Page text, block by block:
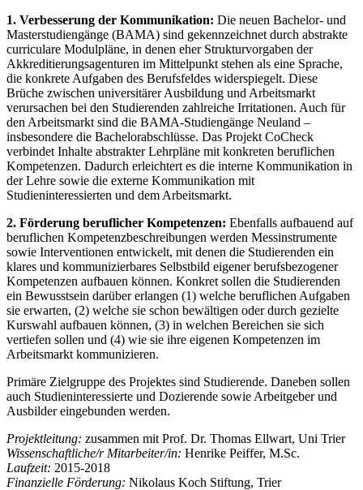
1. Verbesserung der Kommunikation: Die neuen Bachelor- und
Masterstudiengänge (BAMA) sind gekennzeichnet durch abstrakte
curriculare Modulpläne, in denen eher Strukturvorgaben der
Akkreditierungsagenturen im Mittelpunkt stehen als eine Sprache,
die konkrete Aufgaben des Berufsfeldes widerspiegelt. Diese
Brüche zwischen universitärer Ausbildung und Arbeitsmarkt
verursachen bei den Studierenden zahlreiche Irritationen. Auch für
den Arbeitsmarkt sind die BAMA-Studiengänge Neuland –
insbesondere die Bachelorabschlüsse. Das Projekt CoCheck
verbindet Inhalte abstrakter Lehrpläne mit konkreten beruflichen
Kompetenzen. Dadurch erleichtert es die interne Kommunikation in
der Lehre sowie die externe Kommunikation mit
Studieninteressierten und dem Arbeitsmarkt.
2. Förderung beruflicher Kompetenzen: Ebenfalls aufbauend auf
beruflichen Kompetenzbeschreibungen werden Messinstrumente
sowie Interventionen entwickelt, mit denen die Studierenden ein
klares und kommunizierbares Selbstbild eigener berufsbezogener
Kompetenzen aufbauen können. Konkret sollen die Studierenden
ein Bewusstsein darüber erlangen (1) welche beruflichen Aufgaben
sie erwarten, (2) welche sie schon bewältigen oder durch gezielte
Kurswahl aufbauen können, (3) in welchen Bereichen sie sich
vertiefen sollen und (4) wie sie ihre eigenen Kompetenzen im
Arbeitsmarkt kommunizieren.
Primäre Zielgruppe des Projektes sind Studierende. Daneben sollen
auch Studieninteressierte und Dozierende sowie Arbeitgeber und
Ausbilder eingebunden werden.
Projektleitung: zusammen mit Prof. Dr. Thomas Ellwart, Uni Trier
Wissenschaftliche/r Mitarbeiter/in: Henrike Peiffer, M.Sc.
Laufzeit: 2015-2018
Finanzielle Förderung: Nikolaus Koch Stiftung, Trier